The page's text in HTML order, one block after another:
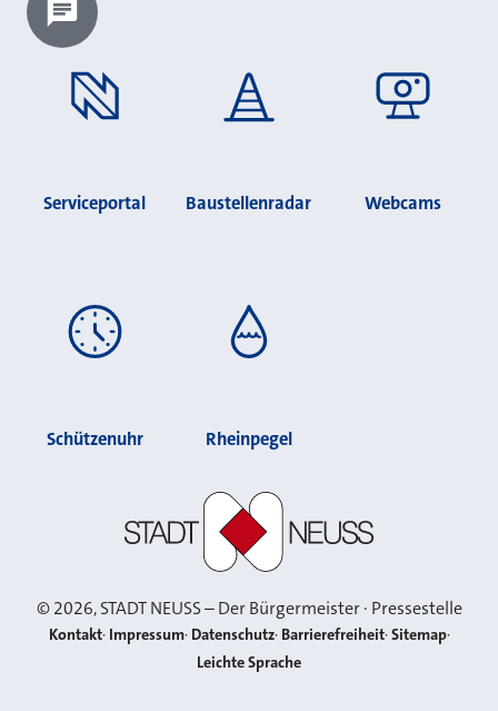
Chatbot laden?
Serviceportal Baustellenradar Webcams
Schützenuhr Rheinpegel
©2026, STADT NEUSS – Der Bürgermeister · Pressestelle
Kontakt Impressum Datenschutz Barrierefreiheit Sitemap
Leichte Sprache